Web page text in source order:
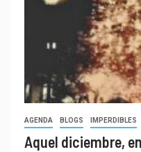
AGENDA BLOGS IMPERDIBLES
Aquel diciembre,